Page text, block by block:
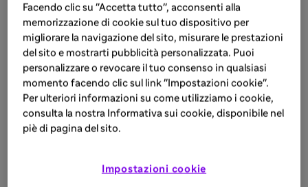
Facendo clic su "Accetta tutto", acconsenti alla
memorizzazione di cookie sul tuo dispositivo per
migliorare la navigazione del sito, misurare le prestazioni
del sito e mostrarti pubblicità personalizzata. Puoi
personalizzare o revocare il tuo consenso in qualsiasi
momento facendo clic sul link "Impostazioni cookie".
Per ulteriori informazioni su come utilizziamo i cookie,
consulta la nostra Informativa sui cookie, disponibile nel
piè di pagina del sito.
Impostazioni cookie